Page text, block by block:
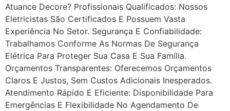
Atuance Decore? Profissionais Qualificados: Nossos
Eletricistas São Certificados E Possuem Vasta
Experiência No Setor. Segurança E Confiabilidade:
Trabalhamos Conforme As Normas De Segurança
Elétrica Para Proteger Sua Casa E Sua Família.
Orçamentos Transparentes: Oferecemos Orçamentos
Claros E Justos, Sem Custos Adicionais Inesperados.
Atendimento Rápido E Eficiente: Disponibilidade Para
Emergências E Flexibilidade No Agendamento De